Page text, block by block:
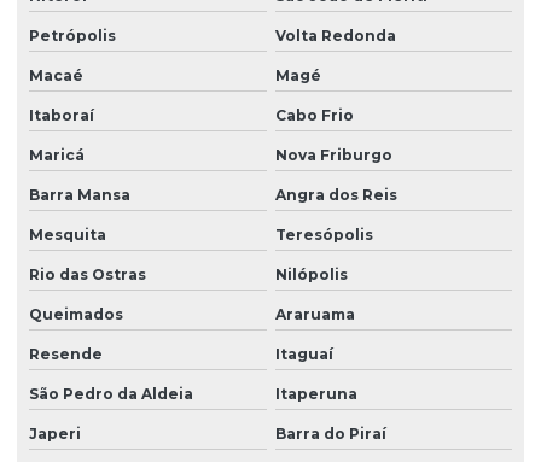
Resistência infravermelho
Resistência de níquel cromo
Resistência para prensa térmica
Resistência de quartzo
Resistência para termotanque elétrico
Resistência tubular
Resistências aletadas
Resistências blindadas
Petrópolis Volta Redonda
Macaé Magé
Itaboraí Cabo Frio
Maricá Nova Friburgo
Barra Mansa Angra dos Reis
Mesquita Teresópolis
Rio das Ostras Nilópolis
Queimados Araruama
Resende Itaguaí
São Pedro da Aldeia Itaperuna
Japeri Barra do Piraí